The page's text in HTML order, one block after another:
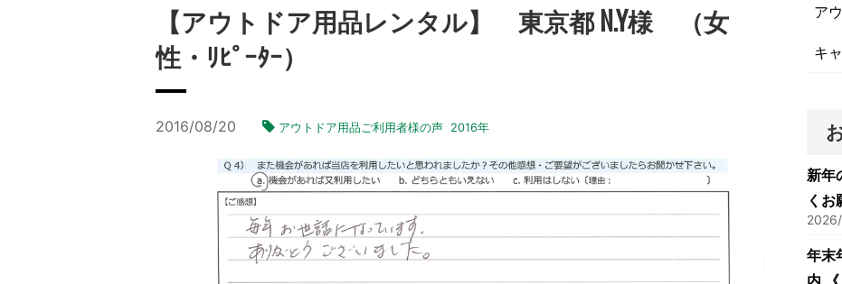
【アウトドア用品レンタル】 東京都 N.Y様 （女
性・ﾘﾋﾟｰﾀｰ）
2016/08/20 アウトドア用品ご利用者様の声 2016年
ア
キ
新年
くお
年末
内